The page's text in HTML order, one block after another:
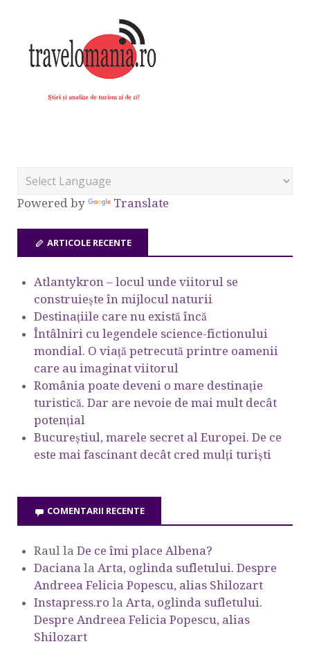
Powered by Translate
ARTICOLE RECENTE
Atlantykron – locul unde viitorul se
construiește în mijlocul naturii
Destinațiile care nu există încă
Întâlniri cu legendele science-fictionului
mondial. O viață petrecută printre oamenii
care au imaginat viitorul
România poate deveni o mare destinație
turistică. Dar are nevoie de mai mult decât
potențial
Bucureștiul, marele secret al Europei. De ce
este mai fascinant decât cred mulți turiști
COMENTARII RECENTE
Raul la De ce îmi place Albena?
Daciana la Arta, oglinda sufletului. Despre
Andreea Felicia Popescu, alias Shilozart
Instapress.ro la Arta, oglinda sufletului.
Despre Andreea Felicia Popescu, alias
Shilozart